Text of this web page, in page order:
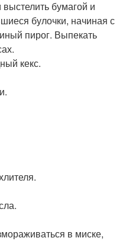
бумагой и
булочки, начиная с
пирог. Выпекать
кекс.
в миске,